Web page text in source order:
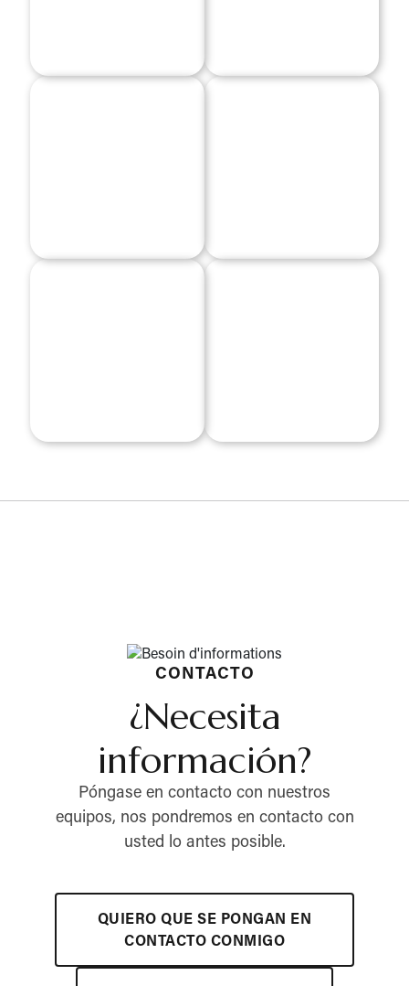
CONTACTO
¿Necesita
información?
Póngase en contacto con nuestros
equipos, nos pondremos en contacto con
usted lo antes posible.
QUIERO QUE SE PONGAN EN
CONTACTO CONMIGO